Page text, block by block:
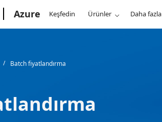
Azure Keşfedin Ürünler Daha fazla
Batch fiyatlandırma